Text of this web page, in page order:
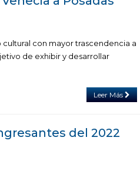
con mayor trascendencia a
de exhibir y desarrollar
Leer Más
del 2022